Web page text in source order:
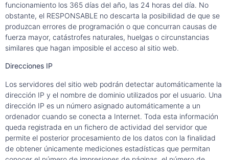
funcionamiento los 365 días del año, las 24 horas del día. No
obstante, el RESPONSABLE no descarta la posibilidad de que se
produzcan errores de programación o que concurran causas de
fuerza mayor, catástrofes naturales, huelgas o circunstancias
similares que hagan imposible el acceso al sitio web.
Direcciones IP
Los servidores del sitio web podrán detectar automáticamente la
dirección IP y el nombre de dominio utilizados por el usuario. Una
dirección IP es un número asignado automáticamente a un
ordenador cuando se conecta a Internet. Toda esta información
queda registrada en un fichero de actividad del servidor que
permite el posterior procesamiento de los datos con la finalidad
de obtener únicamente mediciones estadísticas que permitan